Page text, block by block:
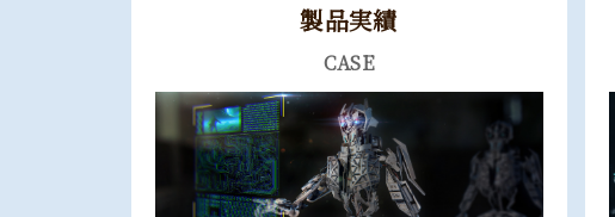
製品実績
CASE